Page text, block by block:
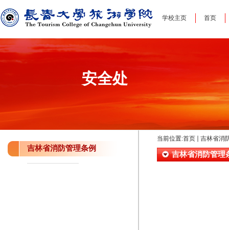
学校主页 首页
安全处
吉林省消防管理条例
当前位置:首页 吉林省消
吉林省消防管理